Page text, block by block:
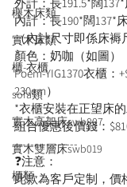
櫸木床類
實木床類
櫃-衣櫃
sofa類
實木高架床swb007
實木雙層床swb019
櫃類
內計：長190*闊137*
（內計尺寸即係床褥
顏色：奶咖（如圖）
Poem-YIG1370衣櫃：
230cm）
*衣櫃安裝在正望床
組合優惠後價錢：
----------------
❓注意：
此款為客戶定制，價